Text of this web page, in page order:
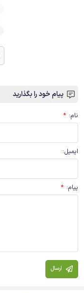
پیام خود را بگذارید
نام:
*
ایمیل:
پیام:
*
ارسال